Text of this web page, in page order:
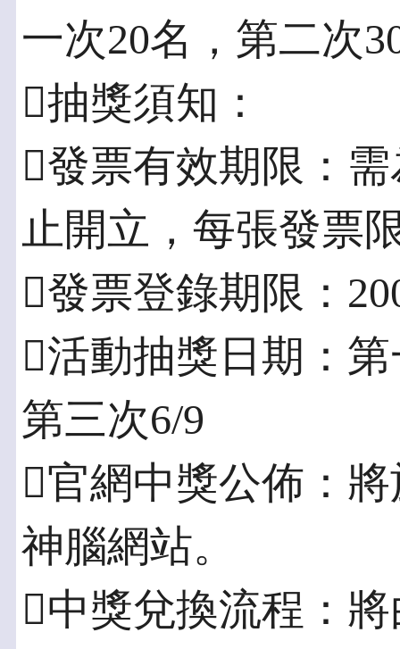
一次20名，第二次
抽獎須知：
發票有效期限：需
止開立，每張發票
發票登錄期限：
活動抽獎日期：
第三次6/9
官網中獎公佈：
神腦網站。
中獎兌換流程：